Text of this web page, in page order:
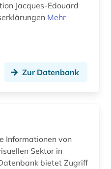
Jacques-Edouard
Mehr
Zur Datenbank
Informationen von
Sektor in